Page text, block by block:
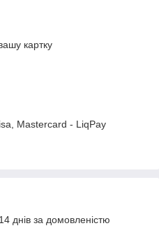
картку
Mastercard - LiqPay
днів за домовленістю